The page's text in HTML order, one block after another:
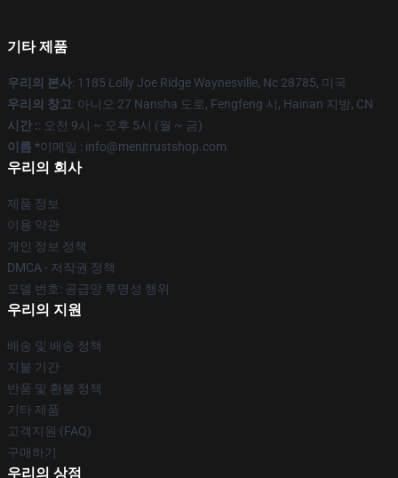
기타 제품
우리의 본사: 1185 Lolly Joe Ridge Waynesville, Nc 28785, 미국
우리의 창고: 아니오 27 Nansha 도로, Fengfeng 시, Hainan 지방, CN
시간 :: 오전 9시 ~ 오후 5시 (월 ~ 금)
이름 *이메일 : info@menitrustshop.com
우리의 회사
제품 정보
이용 약관
개인 정보 정책
DMCA - 저작권 정책
모델 번호: 공급망 투명성 행위
우리의 지원
배송 및 배송 정책
지불 기간
반품 및 환불 정책
기타 제품
고객지원 (FAQ)
구매하기
우리의 상점